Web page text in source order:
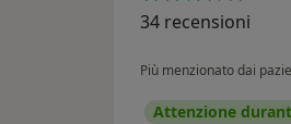
34 recensioni
Più menzionato dai
Attenzione